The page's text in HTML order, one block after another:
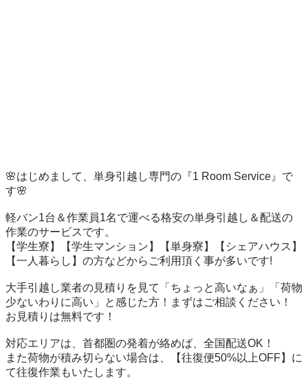
🌸はじめまして、単身引越し専門の『1 Room Service』で
す🌸
軽バン1台＆作業員1名で運べる格安の単身引越し＆配送の
作業のサービスです。
【学生寮】【学生マンション】【単身寮】【シェアハウス】
【一人暮らし】の方などからご利用頂く事が多いです!
大手引越し業者の見積りを見て「ちょっと高いなぁ」「荷物
少ないわりに高い」と感じた方！まずはご相談ください！
お見積りは無料です！
対応エリアは、首都圏の発着が絡めば、全国配送OK！
また荷物が積み切らない場合は、【往復便50%以上OFF】に
て往復作業もいたします。